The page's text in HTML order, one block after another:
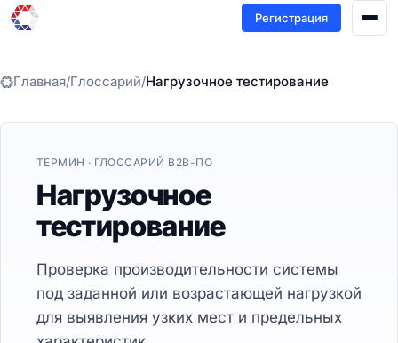
Регистрация
Главная/Глоссарий/Нагрузочное тестирование
ТЕРМИН · ГЛОССАРИЙ B2B-ПО
Нагрузочное
тестирование
Проверка производительности системы
под заданной или возрастающей нагрузкой
для выявления узких мест и предельных